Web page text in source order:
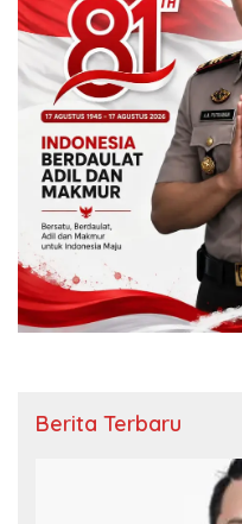
Berita Terbaru